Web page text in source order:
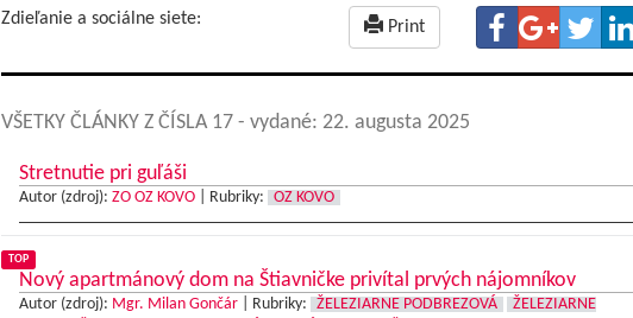
Zdieľanie a sociálne siete: Print
VŠETKY ČLÁNKY Z ČÍSLA 17 - vydané: 22. augusta 2025
Stretnutie pri guľáši
Autor (zdroj): ZO OZ KOVO| Rubriky: OZ KOVO
TOP
Nový apartmánový dom na Štiavničke privítal prvých nájomníkov
Autor (zdroj): Mgr. Milan Gončár| Rubriky: ŽELEZIARNE PODBREZOVÁ
ŽELEZIARNE